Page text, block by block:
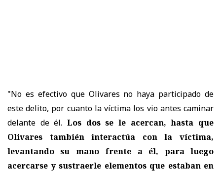
"No es efectivo que Olivares no haya participado de
este delito, por cuanto la víctima los vio antes caminar
delante de él. Los dos se le acercan, hasta que
Olivares también interactúa con la víctima,
levantando su mano frente a él, para luego
acercarse y sustraerle elementos que estaban en